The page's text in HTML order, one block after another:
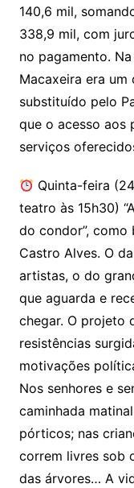
140,6 mil,
338,9 mil, com
no pagamento.
Macaxeira era
substituído pelo
que o acesso aos
serviços
Quinta-feira
teatro às 15h30)
do condor”,
Castro Alves. O
artistas, o do
que aguarda e
chegar. O projeto
resistências
motivações
Nos senhores e
caminhada
pórticos; nas
correm livres sob
das árvores… A